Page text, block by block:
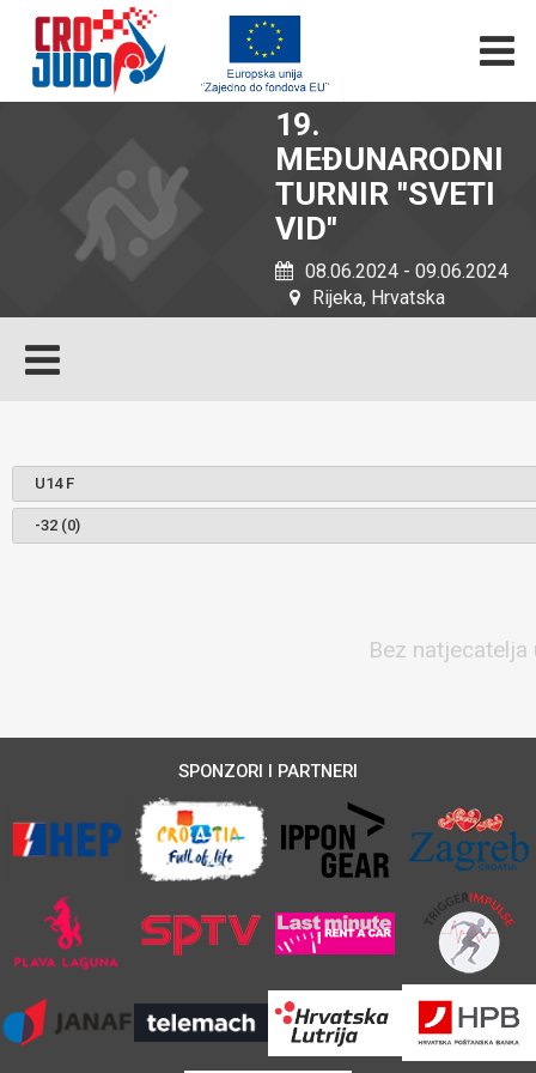
19.
MEĐUNARODNI
TURNIR ''SVETI
VID''
08.06.2024 - 09.06.2024
Rijeka, Hrvatska
Bez
SPONZORI I PARTNERI